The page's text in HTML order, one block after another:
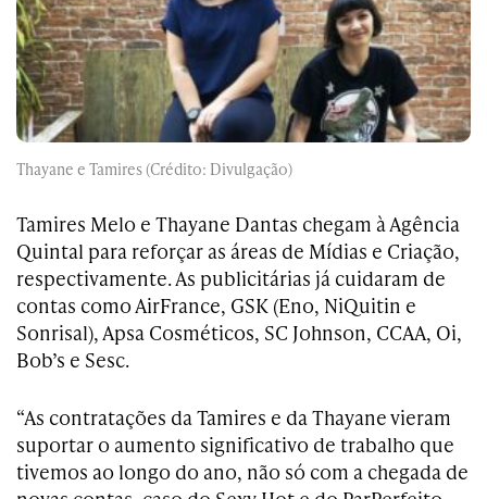
Thayane e Tamires (Crédito: Divulgação)
Tamires Melo e Thayane Dantas chegam à Agência
Quintal para reforçar as áreas de Mídias e Criação,
respectivamente. As publicitárias já cuidaram de
contas como AirFrance, GSK (Eno, NiQuitin e
Sonrisal), Apsa Cosméticos, SC Johnson, CCAA, Oi,
Bob’s e Sesc.
“As contratações da Tamires e da Thayane vieram
suportar o aumento significativo de trabalho que
tivemos ao longo do ano, não só com a chegada de